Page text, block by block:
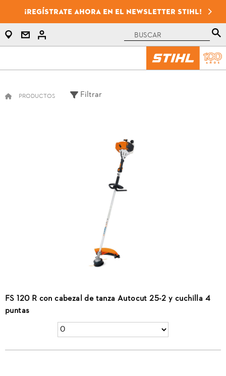
¡Regístrate ahora en el newsletter STIHL!
PRODUCTOS Filtrar
FS 120 R con cabezal de tanza Autocut 25-2 y cuchilla 4
puntas